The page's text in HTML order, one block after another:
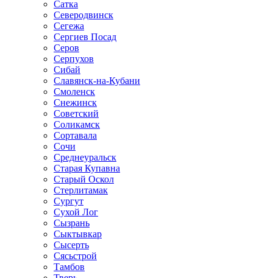
Сатка
Северодвинск
Сегежа
Сергиев Посад
Серов
Серпухов
Сибай
Славянск-на-Кубани
Смоленск
Снежинск
Советский
Соликамск
Сортавала
Сочи
Среднеуральск
Старая Купавна
Старый Оскол
Стерлитамак
Сургут
Сухой Лог
Сызрань
Сыктывкар
Сысерть
Сясьстрой
Тамбов